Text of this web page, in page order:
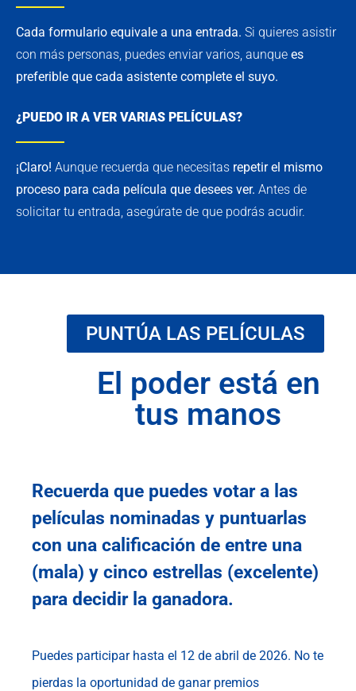
Cada formulario equivale a una entrada. Si quieres asistir
con más personas, puedes enviar varios, aunque es
preferible que cada asistente complete el suyo.
¿PUEDO IR A VER VARIAS PELÍCULAS?
¡Claro! Aunque recuerda que necesitas repetir el mismo
proceso para cada película que desees ver. Antes de
solicitar tu entrada, asegúrate de que podrás acudir.
PUNTÚA LAS PELÍCULAS
El poder está en
tus manos
Recuerda que puedes votar a las
películas nominadas y puntuarlas
con una calificación de entre una
(mala) y cinco estrellas (excelente)
para decidir la ganadora.
Puedes participar hasta el 12 de abril de 2026. No te
pierdas la oportunidad de ganar premios